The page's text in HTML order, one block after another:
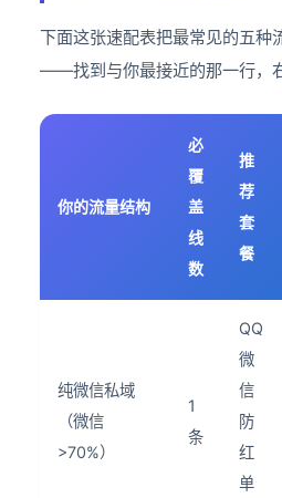
下面这张速配表把最常见的五种
——找到与你最接近的那一行，
你的流量结构
必
覆
盖
线
数
推
荐
套
餐
纯微信私域
（微信
>70%）
1
条
QQ
微
信
防
红
单